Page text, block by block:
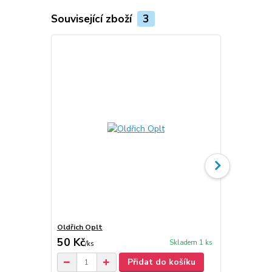
Související zboží 3
Oldřich Oplt
50 Kč/ks Skladem 1 ks
Přidat do košíku